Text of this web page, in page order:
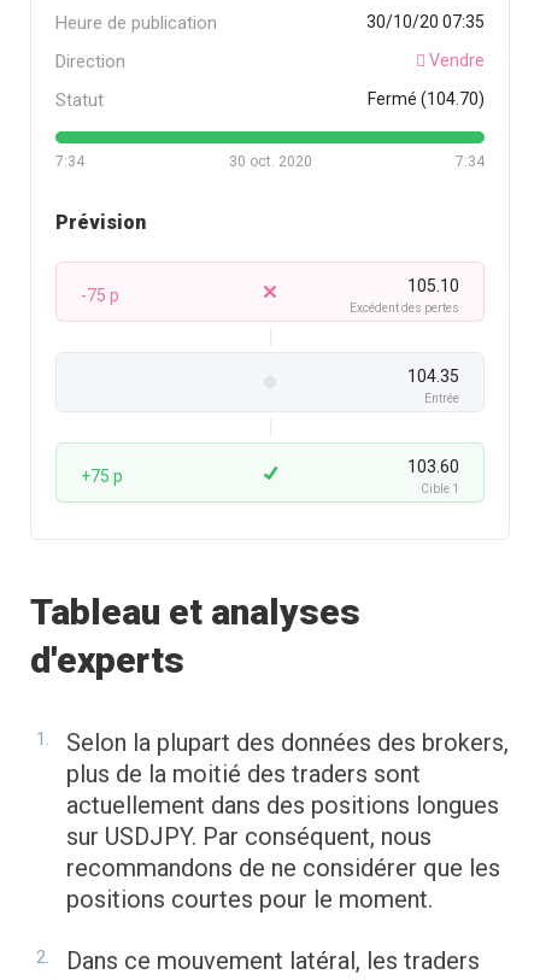
Heure de publication 30/10/20 07:35
Direction Vendre
Statut Fermé (104.70)
7:34 7:34
30 oct. 2020
Prévision
-75 p 105.10
Excédent des pertes
104.35
Entrée
+75 p 103.60
Cible 1
Tableau et analyses
d'experts
Selon la plupart des données des brokers,
plus de la moitié des traders sont
actuellement dans des positions longues
sur USDJPY. Par conséquent, nous
recommandons de ne considérer que les
positions courtes pour le moment.
Dans ce mouvement latéral, les traders